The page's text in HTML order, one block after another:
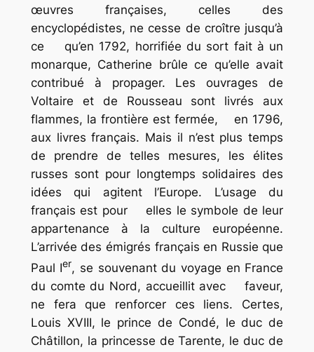
œuvres françaises, celles des
encyclopédistes, ne cesse de croître jusqu’à
ce qu’en 1792, horrifiée du sort fait à un
monarque, Catherine brûle ce qu’elle avait
contribué à propager. Les ouvrages de
Voltaire et de Rousseau sont livrés aux
flammes, la frontière est fermée, en 1796,
aux livres français. Mais il n’est plus temps
de prendre de telles mesures, les élites
russes sont pour longtemps solidaires des
idées qui agitent l’Europe. L’usage du
français est pour elles le symbole de leur
appartenance à la culture européenne.
L’arrivée des émigrés français en Russie que
Paul Ier, se souvenant du voyage en France
du comte du Nord, accueillit avec faveur,
ne fera que renforcer ces liens. Certes,
Louis XVIII, le prince de Condé, le duc de
Châtillon, la princesse de Tarente, le duc de